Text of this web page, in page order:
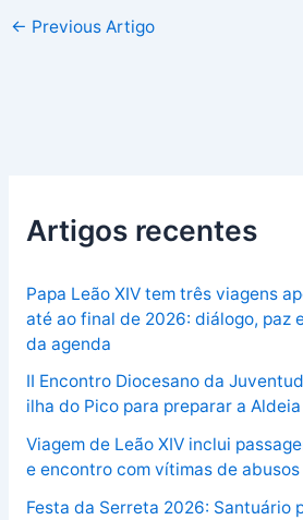
← Previous Artigo
Artigos recentes
Papa Leão XIV tem três viagens
até ao final de 2026: diálogo, paz
da agenda
II Encontro Diocesano da
ilha do Pico para preparar a
Viagem de Leão XIV inclui
e encontro com vítimas de abusos
Festa da Serreta 2026: Santuário